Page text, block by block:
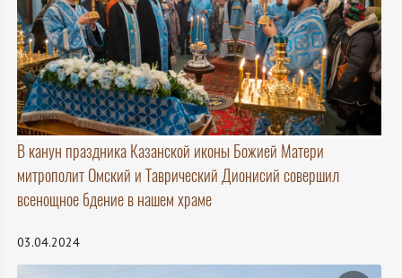
В канун праздника Казанской иконы Божией Матери
митрополит Омский и Таврический Дионисий совершил
всенощное бдение в нашем храме
03.04.2024